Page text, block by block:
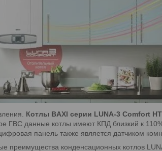
Котлы BAXI серии LUNA-3 Comfort HT
ГВС данные котлы имеют КПД близкий к
панель также является датчиком
преимущества конденсационных котлов